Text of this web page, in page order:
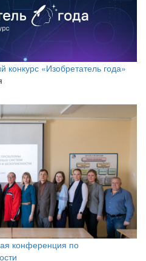
конкурс «Изобретатель года»
конференция по